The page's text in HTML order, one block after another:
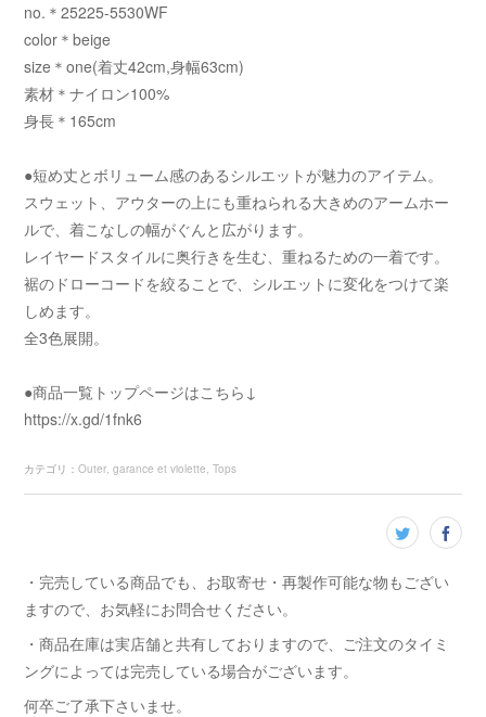
no.＊25225-5530WF
color＊beige
size＊one(着丈42cm,身幅63cm)
素材＊ナイロン100%
身長＊165cm
●短め丈とボリューム感のあるシルエットが魅力のアイテム。
スウェット、アウターの上にも重ねられる大きめのアームホー
ルで、着こなしの幅がぐんと広がります。
レイヤードスタイルに奥行きを生む、重ねるための一着です。
裾のドローコードを絞ることで、シルエットに変化をつけて楽
しめます。
全3色展開。
●商品一覧トップページはこちら↓
https://x.gd/1fnk6
カテゴリ ：Outer garance et violette Tops
・完売している商品でも、お取寄せ・再製作可能な物もござい
ますので、お気軽にお問合せください。
・商品在庫は実店舗と共有しておりますので、ご注文のタイミ
ングによっては完売している場合がございます。
何卒ご了承下さいませ。